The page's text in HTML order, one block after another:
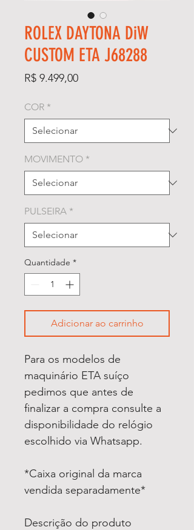
ROLEX DAYTONA DiW
CUSTOM ETA J68288
R$ 9.499,00Preço
COR *
MOVIMENTO *
PULSEIRA *
Quantidade *
Adicionar ao carrinho
Para os modelos de
maquinário ETA suíço
pedimos que antes de
finalizar a compra consulte a
disponibilidade do relógio
escolhido via Whatsapp.
*Caixa original da marca
vendida separadamente*
Descrição do produto